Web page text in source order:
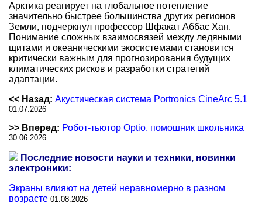
Арктика реагирует на глобальное потепление
значительно быстрее большинства других регионов
Земли, подчеркнул профессор Шфакат Аббас Хан.
Понимание сложных взаимосвязей между ледяными
щитами и океаническими экосистемами становится
критически важным для прогнозирования будущих
климатических рисков и разработки стратегий
адаптации.
<< Назад: Акустическая система Portronics CineArc 5.1
01.07.2026
>> Вперед: Робот-тьютор Optio, помошник школьника
30.06.2026
Последние новости науки и техники, новинки
электроники:
Экраны влияют на детей неравномерно в разном
возрасте 01.08.2026